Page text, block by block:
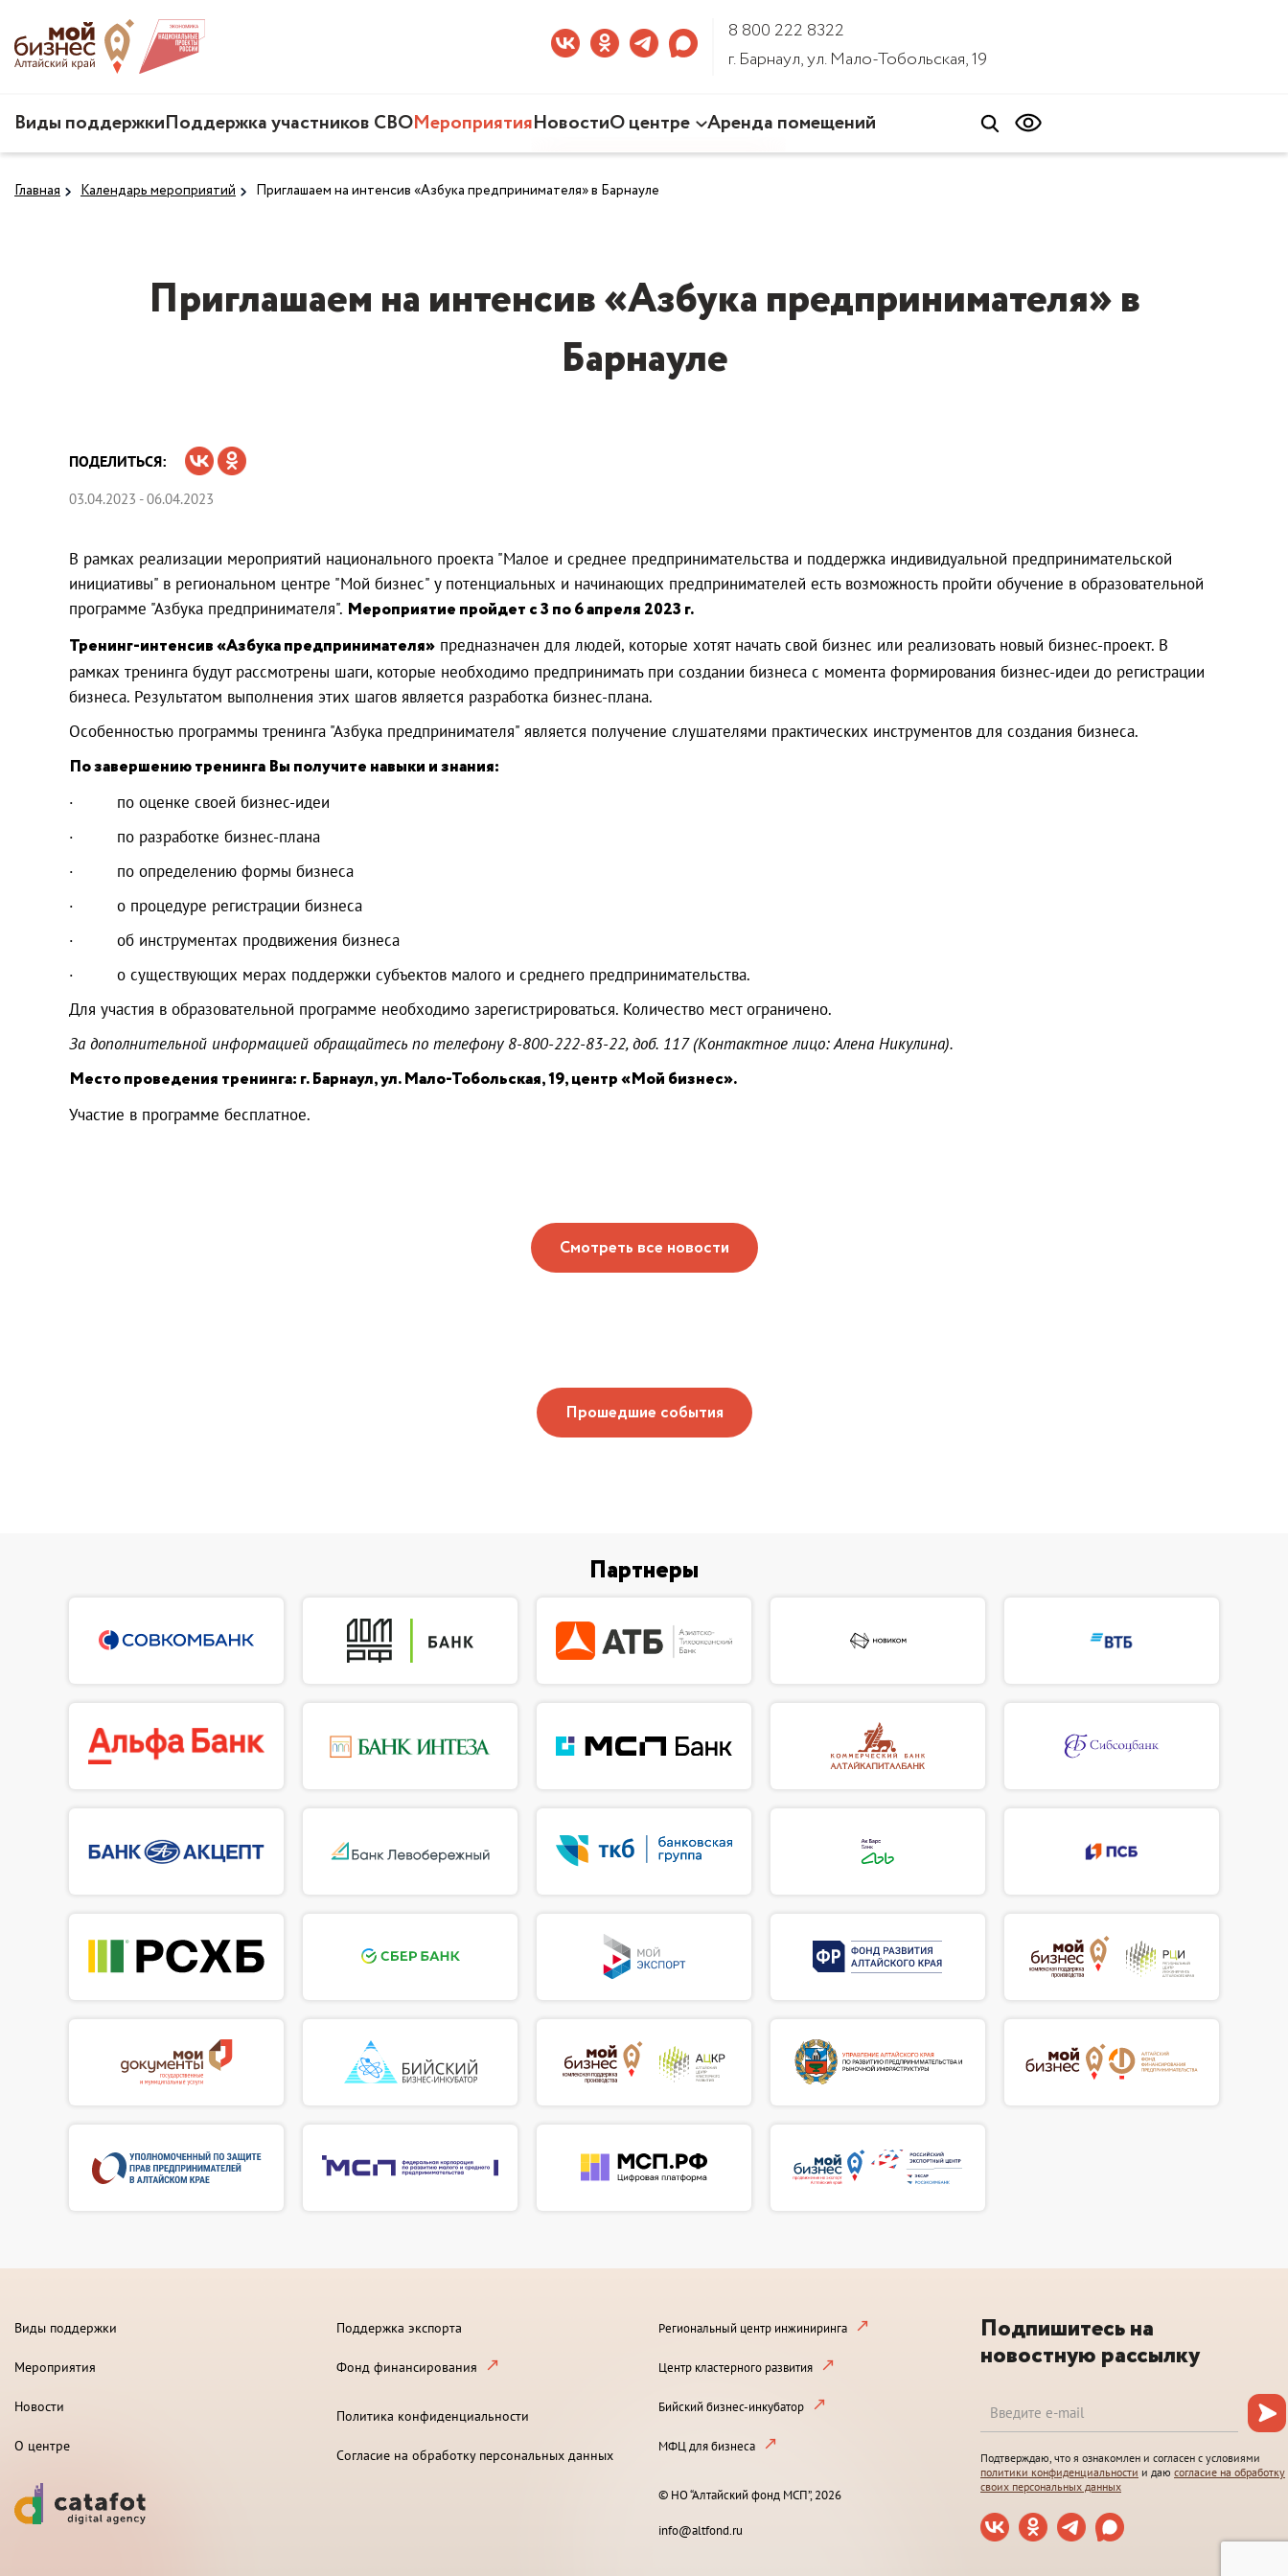
8 800 222 8322
г. Барнаул, ул. Мало-Тобольская, 19
Виды поддержкиПоддержка участников СВОМероприятияНовостиО центре
Команда Центра
3D-тур по Центру
Аренда помещений
Главная Календарь мероприятий Приглашаем на интенсив «Азбука предпринимателя» в Барнауле
Приглашаем на интенсив «Азбука предпринимателя» в
Барнауле
ПОДЕЛИТЬСЯ:
03.04.2023 - 06.04.2023
В рамках реализации мероприятий национального проекта "Малое и среднее предпринимательства и поддержка индивидуальной предпринимательской
инициативы" в региональном центре "Мой бизнес" у потенциальных и начинающих предпринимателей есть возможность пройти обучение в образовательной
программе "Азбука предпринимателя". Мероприятие пройдет с 3 по 6 апреля 2023 г.
Тренинг-интенсив «Азбука предпринимателя» предназначен для людей, которые хотят начать свой бизнес или реализовать новый бизнес-проект. В
рамках тренинга будут рассмотрены шаги, которые необходимо предпринимать при создании бизнеса с момента формирования бизнес-идеи до регистрации
бизнеса. Результатом выполнения этих шагов является разработка бизнес-плана.
Особенностью программы тренинга "Азбука предпринимателя" является получение слушателями практических инструментов для создания бизнеса.
По завершению тренинга Вы получите навыки и знания:
· по оценке своей бизнес-идеи
· по разработке бизнес-плана
· по определению формы бизнеса
· о процедуре регистрации бизнеса
· об инструментах продвижения бизнеса
· о существующих мерах поддержки субъектов малого и среднего предпринимательства.
Для участия в образовательной программе необходимо зарегистрироваться. Количество мест ограничено.
За дополнительной информацией обращайтесь по телефону 8-800-222-83-22, доб. 117 (Контактное лицо: Алена Никулина).
Место проведения тренинга: г. Барнаул, ул. Мало-Тобольская, 19, центр «Мой бизнес».
Участие в программе бесплатное.
Смотреть все новости
Прошедшие события
Партнеры
Виды поддержки
Мероприятия
Новости
О центре
Поддержка экспорта
Фонд финансирования
Политика конфиденциальности
Согласие на обработку персональных данных
Региональный центр инжиниринга
Центр кластерного развития
Бийский бизнес-инкубатор
МФЦ для бизнеса
© НО “Алтайский фонд МСП”, 2026
info@altfond.ru
Подпишитесь на
новостную рассылку
Подтверждаю, что я ознакомлен и согласен с условиями
политики конфиденциальности и даю согласие на обработку
своих персональных данных